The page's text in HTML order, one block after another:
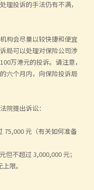
理投诉的手法仍有不满，
构会尽量以较快捷和便宜
局可以处理对保险公司涉
100万港元的投诉。请注意，
六个月内，向保险投诉局
院提出诉讼：
75,000元（有关如何准备
元但不超过 3,000,000元；
限。